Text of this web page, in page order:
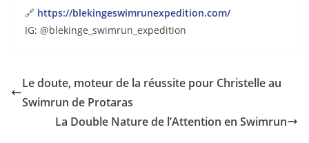
🔗 https://blekingeswimrunexpedition.com/
IG: @blekinge_swimrun_expedition
Le doute, moteur de la réussite pour Christelle au
Swimrun de Protaras
La Double Nature de l’Attention en Swimrun